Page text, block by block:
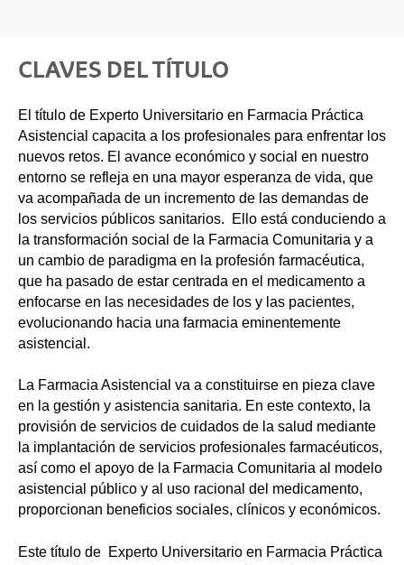
CLAVES DEL TÍTULO
El título de Experto Universitario en Farmacia Práctica
Asistencial capacita a los profesionales para enfrentar los
nuevos retos. El avance económico y social en nuestro
entorno se refleja en una mayor esperanza de vida, que
va acompañada de un incremento de las demandas de
los servicios públicos sanitarios. Ello está conduciendo a
la transformación social de la Farmacia Comunitaria y a
un cambio de paradigma en la profesión farmacéutica,
que ha pasado de estar centrada en el medicamento a
enfocarse en las necesidades de los y las pacientes,
evolucionando hacia una farmacia eminentemente
asistencial.
La Farmacia Asistencial va a constituirse en pieza clave
en la gestión y asistencia sanitaria. En este contexto, la
provisión de servicios de cuidados de la salud mediante
la implantación de servicios profesionales farmacéuticos,
así como el apoyo de la Farmacia Comunitaria al modelo
asistencial público y al uso racional del medicamento,
proporcionan beneficios sociales, clínicos y económicos.
Este título de Experto Universitario en Farmacia Práctica